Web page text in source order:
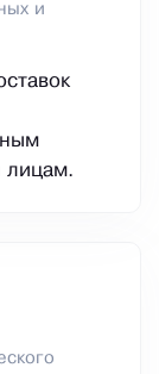
и
лицам.